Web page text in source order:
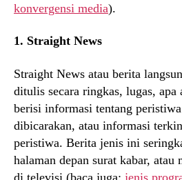
konvergensi media).
1. Straight News
Straight News atau berita
ditulis secara ringkas, lugas, apa
berisi informasi tentang
dibicarakan, atau informasi
peristiwa. Berita jenis ini
halaman depan surat kabar, atau
di televisi (baca juga: jenis